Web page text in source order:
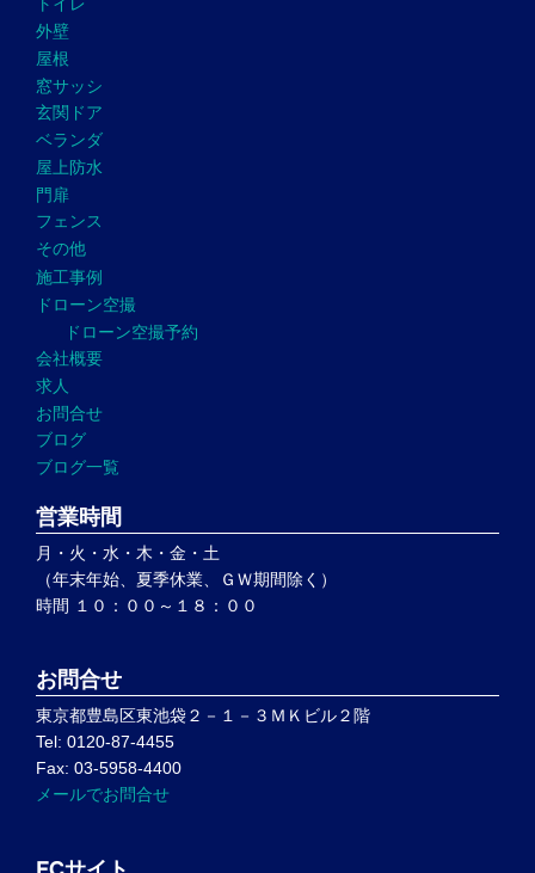
トイレ
外壁
屋根
窓サッシ
玄関ドア
ベランダ
屋上防水
門扉
フェンス
その他
施工事例
ドローン空撮
ドローン空撮予約
会社概要
求人
お問合せ
ブログ
ブログ一覧
営業時間
月・火・水・木・金・土
（年末年始、夏季休業、ＧＷ期間除く）
時間 １０：００～１８：００
お問合せ
東京都豊島区東池袋２－１－３ＭＫビル２階
Tel: 0120-87-4455
Fax: 03-5958-4400
メールでお問合せ